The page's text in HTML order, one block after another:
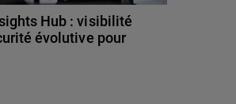
Hub : visibilité
évolutive pour